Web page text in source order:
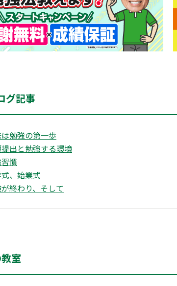
グ記事
勉強の第一歩
出と勉強する環境
慣
式、始業式
終わり、そして
室